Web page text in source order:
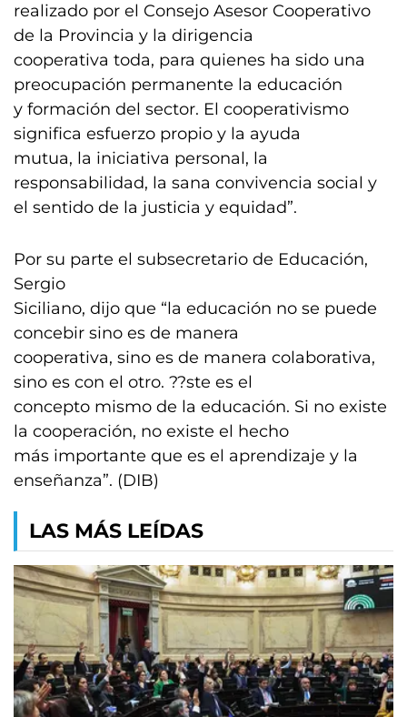
realizado por el Consejo Asesor Cooperativo
de la Provincia y la dirigencia
cooperativa toda, para quienes ha sido una
preocupación permanente la educación
y formación del sector. El cooperativismo
significa esfuerzo propio y la ayuda
mutua, la iniciativa personal, la
responsabilidad, la sana convivencia social y
el sentido de la justicia y equidad”.
Por su parte el subsecretario de Educación,
Sergio
Siciliano, dijo que “la educación no se puede
concebir sino es de manera
cooperativa, sino es de manera colaborativa,
sino es con el otro. ??ste es el
concepto mismo de la educación. Si no existe
la cooperación, no existe el hecho
más importante que es el aprendizaje y la
enseñanza”. (DIB)
LAS MÁS LEÍDAS